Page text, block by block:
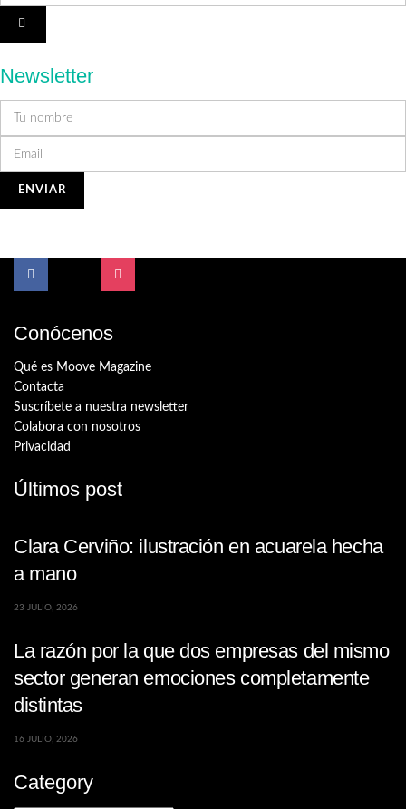
Newsletter
Conócenos
Qué es Moove Magazine
Contacta
Suscríbete a nuestra newsletter
Colabora con nosotros
Privacidad
Últimos post
Clara Cerviño: ilustración en acuarela hecha
a mano
23 JULIO, 2026
La razón por la que dos empresas del mismo
sector generan emociones completamente
distintas
16 JULIO, 2026
Category